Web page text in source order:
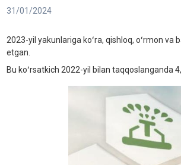
31/01/2024
2023-yil yakunlariga koʻra, qishloq, oʻrmon va
etgan.
Bu koʻrsatkich 2022-yil bilan taqqoslanganda